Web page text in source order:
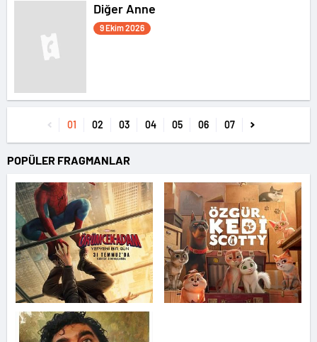
Diğer Anne
9 Ekim 2026
01 02 03 04 05 06 07
POPÜLER FRAGMANLAR